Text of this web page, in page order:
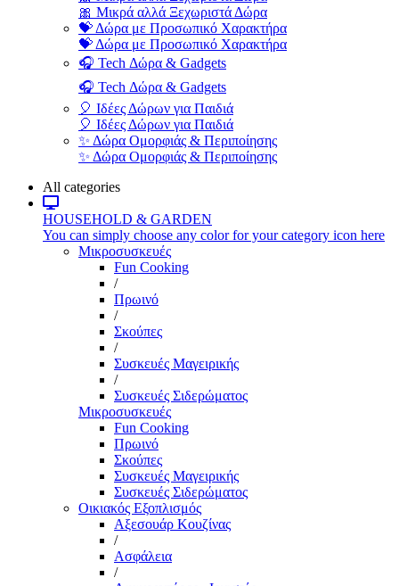
🎀 Μικρά αλλά Ξεχωριστά Δώρα
💝 Δώρα με Προσωπικό Χαρακτήρα
💝 Δώρα με Προσωπικό Χαρακτήρα
🎧 Tech Δώρα & Gadgets
🎧 Tech Δώρα & Gadgets
🎈 Ιδέες Δώρων για Παιδιά
🎈 Ιδέες Δώρων για Παιδιά
✨ Δώρα Ομορφιάς & Περιποίησης
✨ Δώρα Ομορφιάς & Περιποίησης
All categories
HOUSEHOLD & GARDEN
You can simply choose any color for your category icon here
Μικροσυσκευές
Fun Cooking
/
Πρωινό
/
Σκούπες
/
Συσκευές Μαγειρικής
/
Συσκευές Σιδερώματος
Μικροσυσκευές
Fun Cooking
Πρωινό
Σκούπες
Συσκευές Μαγειρικής
Συσκευές Σιδερώματος
Οικιακός Εξοπλισμός
Αξεσουάρ Κουζίνας
/
Ασφάλεια
/